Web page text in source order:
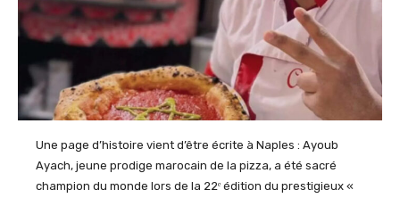
Une page d’histoire vient d’être écrite à Naples : Ayoub
Ayach, jeune prodige marocain de la pizza, a été sacré
champion du monde lors de la 22ᵉ édition du prestigieux «